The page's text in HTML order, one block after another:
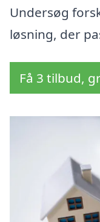
Undersøg
løsning, der
Få 3 tilbud,